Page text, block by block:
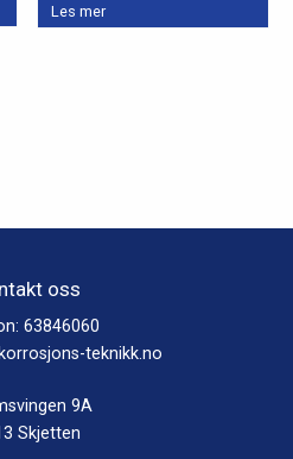
Les mer
oss
63846060
teknikk.no
9A
Skjetten